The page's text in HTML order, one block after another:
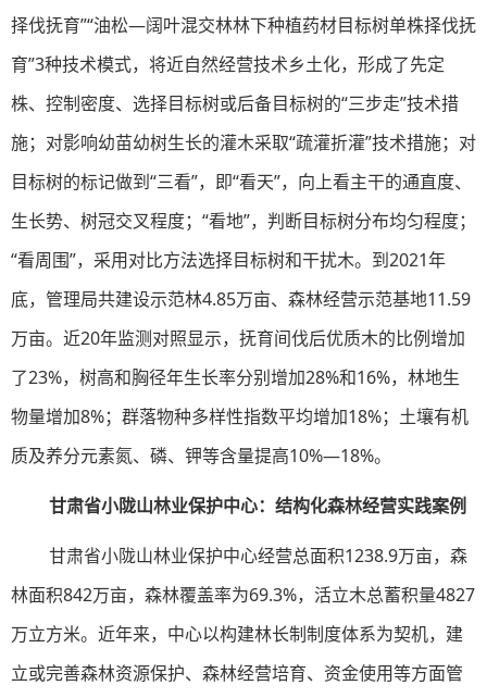
择伐抚育”“油松—阔叶混交林林下种植药材目标树单株择伐抚
育”3种技术模式，将近自然经营技术乡土化，形成了先定
株、控制密度、选择目标树或后备目标树的“三步走”技术措
施；对影响幼苗幼树生长的灌木采取“疏灌折灌”技术措施；对
目标树的标记做到“三看”，即“看天”，向上看主干的通直度、
生长势、树冠交叉程度；“看地”，判断目标树分布均匀程度；
“看周围”，采用对比方法选择目标树和干扰木。到2021年
底，管理局共建设示范林4.85万亩、森林经营示范基地11.59
万亩。近20年监测对照显示，抚育间伐后优质木的比例增加
了23%，树高和胸径年生长率分别增加28%和16%，林地生
物量增加8%；群落物种多样性指数平均增加18%；土壤有机
质及养分元素氮、磷、钾等含量提高10%—18%。
甘肃省小陇山林业保护中心：结构化森林经营实践案例
甘肃省小陇山林业保护中心经营总面积1238.9万亩，森
林面积842万亩，森林覆盖率为69.3%，活立木总蓄积量4827
万立方米。近年来，中心以构建林长制制度体系为契机，建
立或完善森林资源保护、森林经营培育、资金使用等方面管